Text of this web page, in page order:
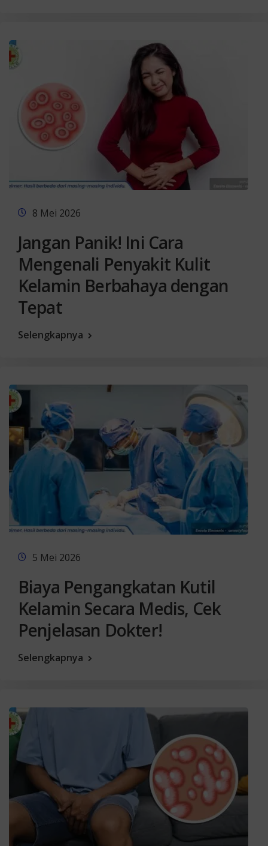
8 Mei 2026
Jangan Panik! Ini Cara
Mengenali Penyakit Kulit
Kelamin Berbahaya dengan
Tepat
Selengkapnya
5 Mei 2026
Biaya Pengangkatan Kutil
Kelamin Secara Medis, Cek
Penjelasan Dokter!
Selengkapnya